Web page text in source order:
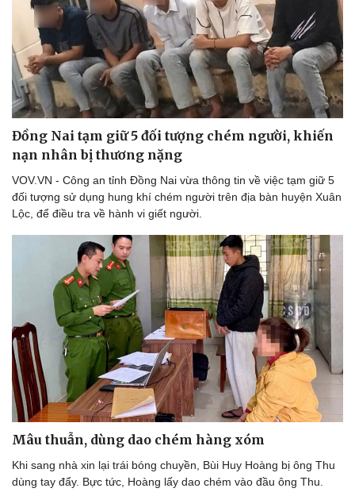
Đồng Nai tạm giữ 5 đối tượng chém người, khiến
nạn nhân bị thương nặng
VOV.VN - Công an tỉnh Đồng Nai vừa thông tin về việc tạm giữ 5
đối tượng sử dụng hung khí chém người trên địa bàn huyện Xuân
Lộc, để điều tra về hành vi giết người.
Mâu thuẫn, dùng dao chém hàng xóm
Khi sang nhà xin lại trái bóng chuyền, Bùi Huy Hoàng bị ông Thu
dùng tay đẩy. Bực tức, Hoàng lấy dao chém vào đầu ông Thu.